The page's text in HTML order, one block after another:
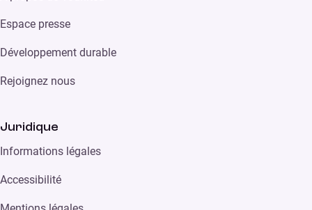
Espace presse
Développement durable
Rejoignez nous
Juridique
Informations légales
Accessibilité